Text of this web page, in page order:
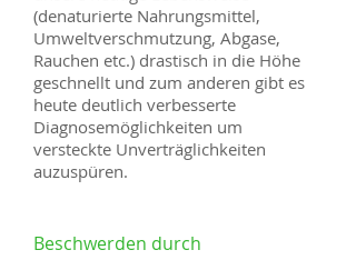
(denaturierte Nahrungsmittel,
Umweltverschmutzung, Abgase,
Rauchen etc.) drastisch in die Höhe
geschnellt und zum anderen gibt es
heute deutlich verbesserte
Diagnosemöglichkeiten um
versteckte Unverträglichkeiten
auzuspüren.
Beschwerden durch